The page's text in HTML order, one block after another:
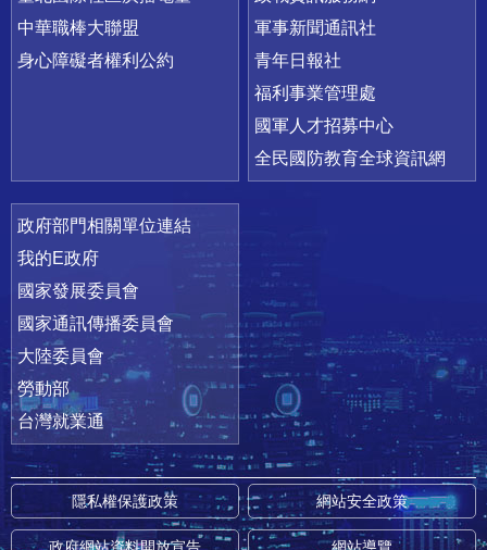
中華職棒大聯盟
身心障礙者權利公約
軍事新聞通訊社
青年日報社
福利事業管理處
國軍人才招募中心
全民國防教育全球資訊網
政府部門相關單位連結
我的E政府
國家發展委員會
國家通訊傳播委員會
大陸委員會
勞動部
台灣就業通
隱私權保護政策 網站安全政策